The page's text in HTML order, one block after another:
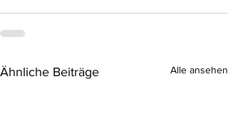
Ähnliche Beiträge Alle ansehen